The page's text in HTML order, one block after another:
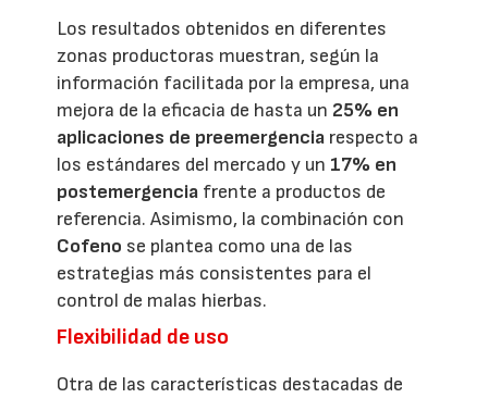
Los resultados obtenidos en diferentes
zonas productoras muestran, según la
información facilitada por la empresa, una
mejora de la eficacia de hasta un 25% en
aplicaciones de preemergencia respecto a
los estándares del mercado y un 17% en
postemergencia frente a productos de
referencia. Asimismo, la combinación con
Cofeno se plantea como una de las
estrategias más consistentes para el
control de malas hierbas.
Flexibilidad de uso
Otra de las características destacadas de